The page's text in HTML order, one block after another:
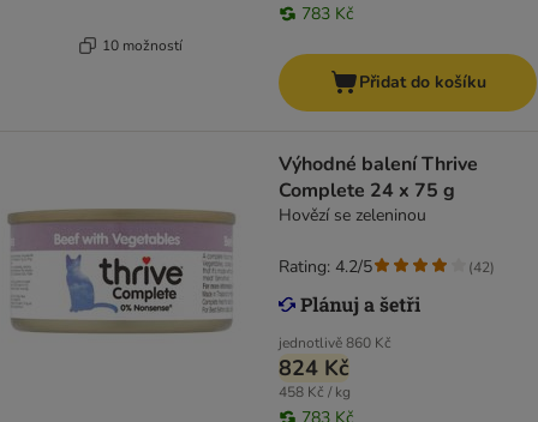
10 možností
783 Kč
Přidat do košíku
Výhodné balení Thrive
Complete 24 x 75 g
Hovězí se zeleninou
jednotlivě860 Kč
824 Kč
458 Kč / kg
Rating: 4.2/5 (42)